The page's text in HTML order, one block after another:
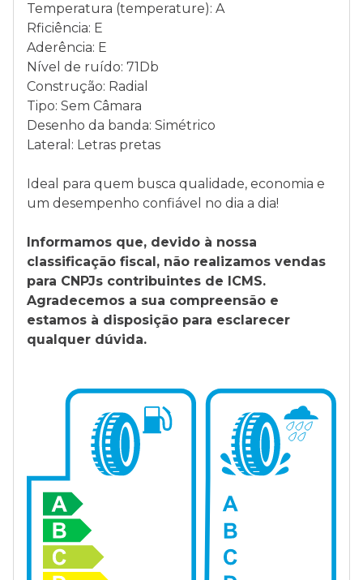
Temperatura (temperature): A
Rficiência: E
Aderência: E
Nível de ruído: 71Db
Construção: Radial
Tipo: Sem Câmara
Desenho da banda: Simétrico
Lateral: Letras pretas
Ideal para quem busca qualidade, economia e
um desempenho confiável no dia a dia!
Informamos que, devido à nossa
classificação fiscal, não realizamos vendas
para CNPJs contribuintes de ICMS.
Agradecemos a sua compreensão e
estamos à disposição para esclarecer
qualquer dúvida.